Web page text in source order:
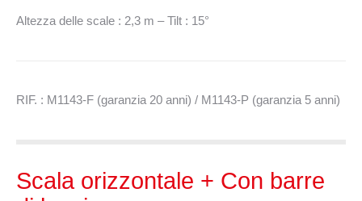
Altezza delle scale : 2,3 m – Tilt : 15°
RIF. : M1143-F (garanzia 20 anni) / M1143-P (garanzia 5 anni)
Scala orizzontale + Con barre